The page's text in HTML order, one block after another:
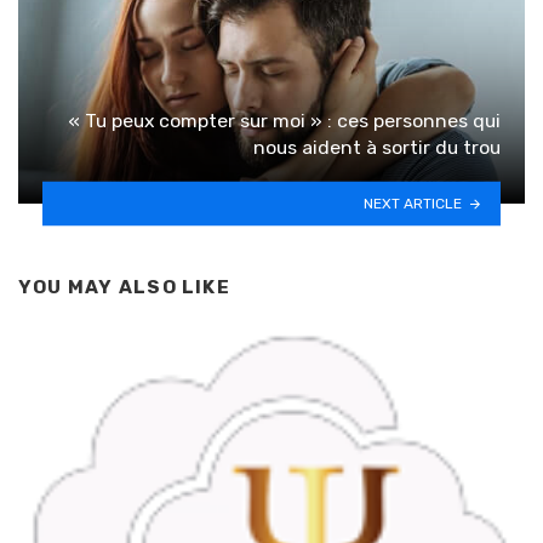
« Tu peux compter sur moi » : ces personnes qui
nous aident à sortir du trou
NEXT ARTICLE
YOU MAY ALSO LIKE